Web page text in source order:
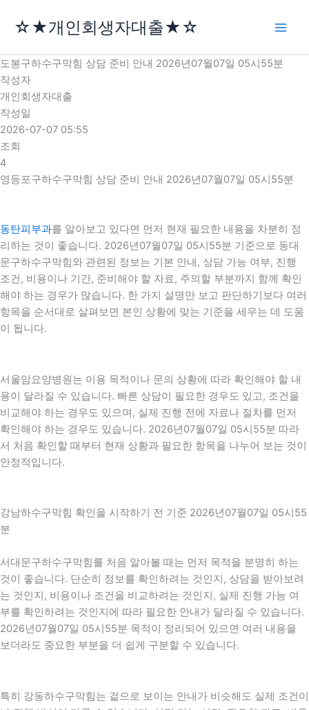
로
건
너
뛰
기
☆★개인회생자대출★☆
도봉구하수구막힘 상담 준비 안내 2026년07월07일 05시55분
작성자
개인회생자대출
작성일
2026-07-07 05:55
조회
4
영등포구하수구막힘 상담 준비 안내 2026년07월07일 05시55분
동탄피부과를 알아보고 있다면 먼저 현재 필요한 내용을 차분히 정
리하는 것이 좋습니다. 2026년07월07일 05시55분 기준으로 동대
문구하수구막힘와 관련된 정보는 기본 안내, 상담 가능 여부, 진행
조건, 비용이나 기간, 준비해야 할 자료, 주의할 부분까지 함께 확인
해야 하는 경우가 많습니다. 한 가지 설명만 보고 판단하기보다 여러
항목을 순서대로 살펴보면 본인 상황에 맞는 기준을 세우는 데 도움
이 됩니다.
서울암요양병원는 이용 목적이나 문의 상황에 따라 확인해야 할 내
용이 달라질 수 있습니다. 빠른 상담이 필요한 경우도 있고, 조건을
비교해야 하는 경우도 있으며, 실제 진행 전에 자료나 절차를 먼저
확인해야 하는 경우도 있습니다. 2026년07월07일 05시55분 따라
서 처음 확인할 때부터 현재 상황과 필요한 항목을 나누어 보는 것이
안정적입니다.
강남하수구막힘 확인을 시작하기 전 기준 2026년07월07일 05시55
분
서대문구하수구막힘를 처음 알아볼 때는 먼저 목적을 분명히 하는
것이 좋습니다. 단순히 정보를 확인하려는 것인지, 상담을 받아보려
는 것인지, 비용이나 조건을 비교하려는 것인지, 실제 진행 가능 여
부를 확인하려는 것인지에 따라 필요한 안내가 달라질 수 있습니다.
2026년07월07일 05시55분 목적이 정리되어 있으면 여러 내용을
보더라도 중요한 부분을 더 쉽게 구분할 수 있습니다.
특히 강동하수구막힘는 겉으로 보이는 안내가 비슷해도 실제 조건이